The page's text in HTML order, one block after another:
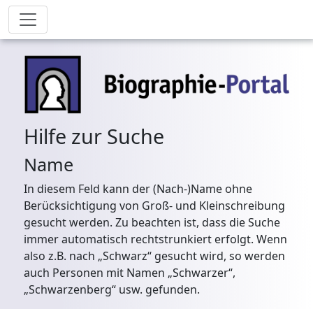
Hilfe zur Suche
Name
In diesem Feld kann der (Nach-)Name ohne
Berücksichtigung von Groß- und Kleinschreibung
gesucht werden. Zu beachten ist, dass die Suche
immer automatisch rechtstrunkiert erfolgt. Wenn
also z.B. nach „Schwarz“ gesucht wird, so werden
auch Personen mit Namen „Schwarzer“,
„Schwarzenberg“ usw. gefunden.